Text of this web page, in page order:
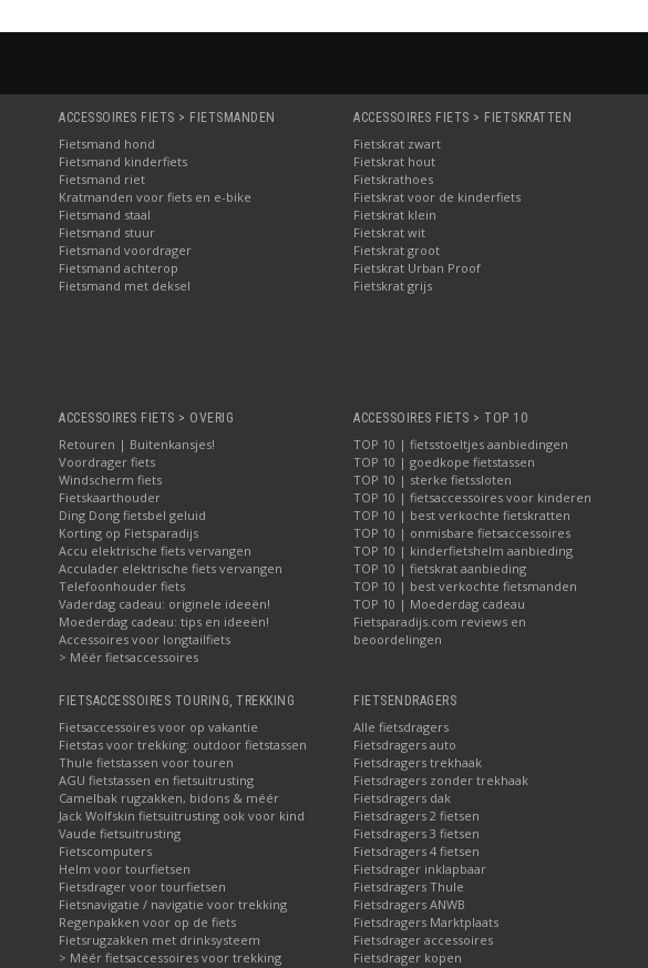
ACCESSOIRES FIETS > FIETSMANDEN
Fietsmand hond
Fietsmand kinderfiets
Fietsmand riet
Kratmanden voor fiets en e-bike
Fietsmand staal
Fietsmand stuur
Fietsmand voordrager
Fietsmand achterop
Fietsmand met deksel
ACCESSOIRES FIETS > FIETSKRATTEN
Fietskrat zwart
Fietskrat hout
Fietskrathoes
Fietskrat voor de kinderfiets
Fietskrat klein
Fietskrat wit
Fietskrat groot
Fietskrat Urban Proof
Fietskrat grijs
ACCESSOIRES FIETS > OVERIG
Retouren | Buitenkansjes!
Voordrager fiets
Windscherm fiets
Fietskaarthouder
Ding Dong fietsbel geluid
Korting op Fietsparadijs
Accu elektrische fiets vervangen
Acculader elektrische fiets vervangen
Telefoonhouder fiets
Vaderdag cadeau: originele ideeën!
Moederdag cadeau: tips en ideeën!
Accessoires voor longtailfiets
> Méér fietsaccessoires
ACCESSOIRES FIETS > TOP 10
TOP 10 | fietsstoeltjes aanbiedingen
TOP 10 | goedkope fietstassen
TOP 10 | sterke fietssloten
TOP 10 | fietsaccessoires voor kinderen
TOP 10 | best verkochte fietskratten
TOP 10 | onmisbare fietsaccessoires
TOP 10 | kinderfietshelm aanbieding
TOP 10 | fietskrat aanbieding
TOP 10 | best verkochte fietsmanden
TOP 10 | Moederdag cadeau
Fietsparadijs.com reviews en
beoordelingen
FIETSACCESSOIRES TOURING, TREKKING
Fietsaccessoires voor op vakantie
Fietstas voor trekking: outdoor fietstassen
Thule fietstassen voor touren
AGU fietstassen en fietsuitrusting
Camelbak rugzakken, bidons & méér
Jack Wolfskin fietsuitrusting ook voor kind
Vaude fietsuitrusting
Fietscomputers
Helm voor tourfietsen
Fietsdrager voor tourfietsen
Fietsnavigatie / navigatie voor trekking
Regenpakken voor op de fiets
Fietsrugzakken met drinksysteem
> Méér fietsaccessoires voor trekking
FIETSENDRAGERS
Alle fietsdragers
Fietsdragers auto
Fietsdragers trekhaak
Fietsdragers zonder trekhaak
Fietsdragers dak
Fietsdragers 2 fietsen
Fietsdragers 3 fietsen
Fietsdragers 4 fietsen
Fietsdrager inklapbaar
Fietsdragers Thule
Fietsdragers ANWB
Fietsdragers Marktplaats
Fietsdrager accessoires
Fietsdrager kopen